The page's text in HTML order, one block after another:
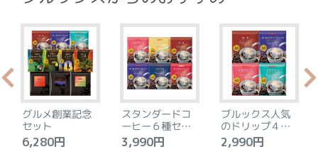
グルメ創業記念
セット
6,280円
スタンダードコ
ーヒー６種セッ
ト
3,990円
ブルックス人気
のドリップ４種
セット
2,990円